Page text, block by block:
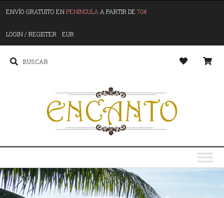
ENVÍO GRATUITO ENPENINSULA A PARTIR DE 70€
LOGIN / REGISTER EUR